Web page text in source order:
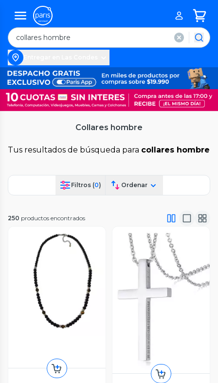
Collares hombre
Tus resultados de búsqueda para collares hombre
Filtros (0) Ordenar
250 productos encontrados